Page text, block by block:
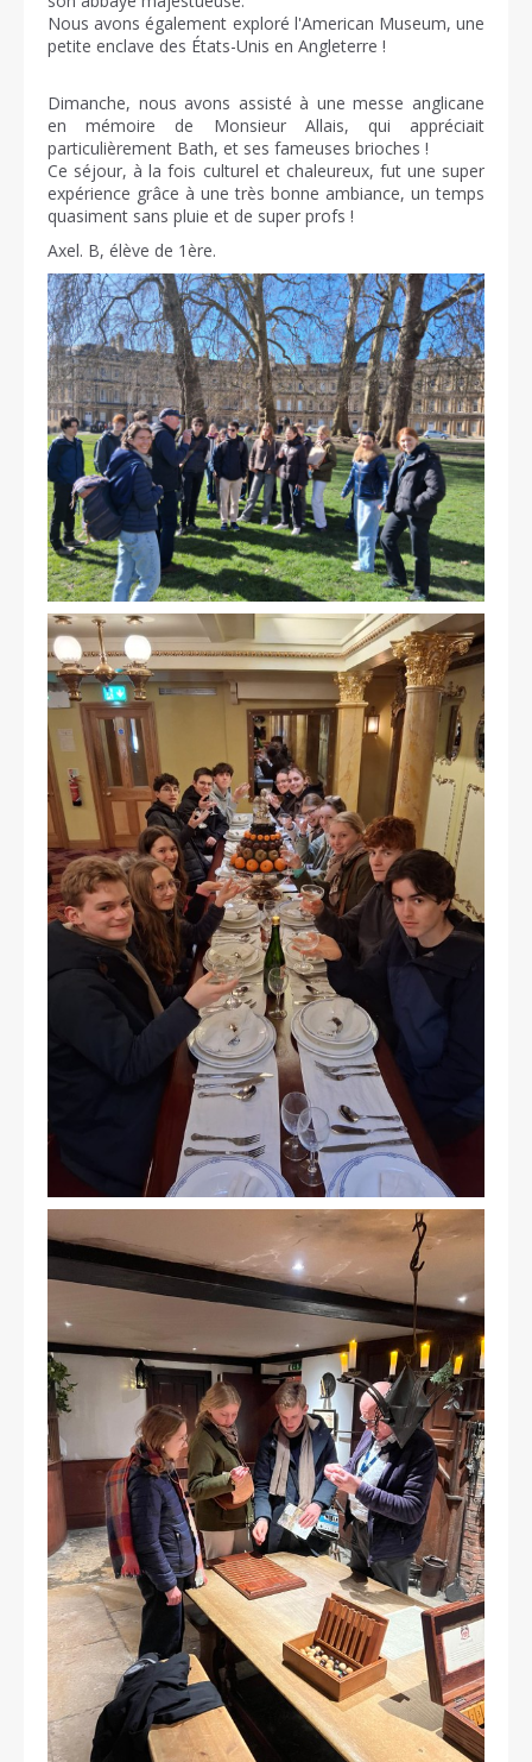
Nous avons également exploré l'American Museum, une
petite enclave des États-Unis en Angleterre !
Dimanche, nous avons assisté à une messe anglicane
en mémoire de Monsieur Allais, qui appréciait
particulièrement Bath, et ses fameuses brioches !
Ce séjour, à la fois culturel et chaleureux, fut une super
expérience grâce à une très bonne ambiance, un temps
quasiment sans pluie et de super profs !
Axel. B, élève de 1ère.